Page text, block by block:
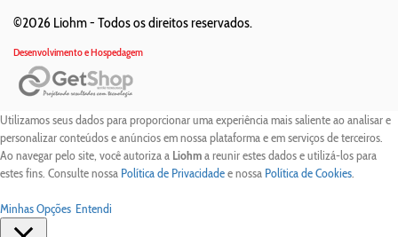
©2026 Liohm - Todos os direitos reservados.
Desenvolvimento e Hospedagem
Utilizamos seus dados para proporcionar uma experiência mais saliente ao analisar e
personalizar conteúdos e anúncios em nossa plataforma e em serviços de terceiros.
Ao navegar pelo site, você autoriza a Liohma reunir estes dados e utilizá-los para
estes fins. Consulte nossa Política de Privacidadee nossa Política de Cookies.
Minhas Opções Entendi